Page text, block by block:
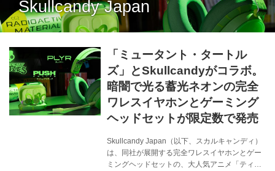
Skullcandy Japan
「ミュータント・タートル
ズ」とSkullcandyがコラボ。
暗闇で光る蓄光ネオンの完全
ワレスイヤホンとゲーミング
ヘッドセットが限定数で発売
Skullcandy Japan（以下、スカルキャンディ）
は、同社が展開する完全ワレスイヤホンとゲー
ミングヘッドセットの、大人気アニメ「ティー